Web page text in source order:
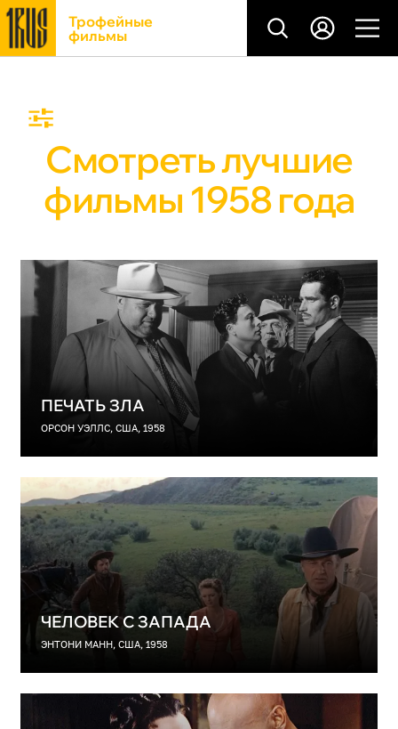
Трофейные
фильмы
Смотреть лучшие
фильмы 1958 года
ПЕЧАТЬ ЗЛА
ОРСОН УЭЛЛС, США, 1958
ЧЕЛОВЕК С ЗАПАДА
ЭНТОНИ МАНН, США, 1958